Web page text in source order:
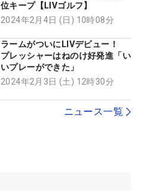
位キープ【LIVゴルフ】
2024年2月4日 (日) 10時08分
ラームがついにLIVデビュー！
プレッシャーはねのけ好発進「い
いプレーができた」
2024年2月3日 (土) 12時30分
ニュース一覧